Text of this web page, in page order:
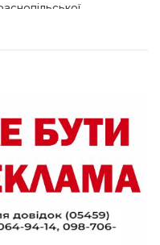
захист дітей
ударами: у
речі, які
під час обстрілу
документі